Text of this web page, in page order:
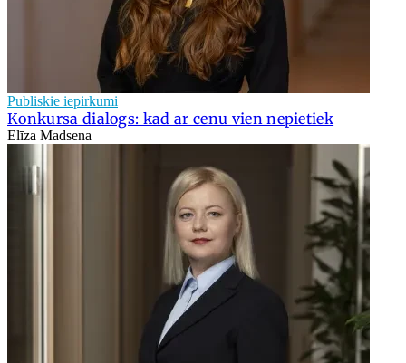
Publiskie iepirkumi
Konkursa dialogs: kad ar cenu vien nepietiek
Elīza Madsena